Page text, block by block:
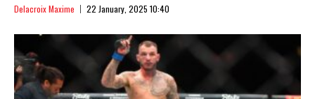
Delacroix Maxime 22 January, 2025 10:40